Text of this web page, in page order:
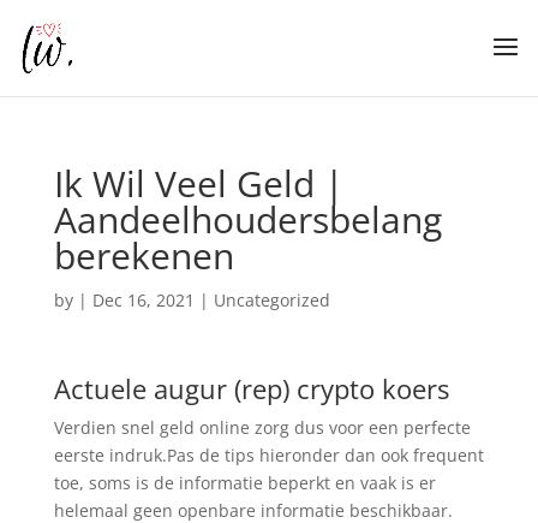
Ik Wil Veel Geld |
Aandeelhoudersbelang
berekenen
by | Dec 16, 2021 | Uncategorized
Actuele augur (rep) crypto koers
Verdien snel geld online zorg dus voor een perfecte
eerste indruk.Pas de tips hieronder dan ook frequent
toe, soms is de informatie beperkt en vaak is er
helemaal geen openbare informatie beschikbaar.